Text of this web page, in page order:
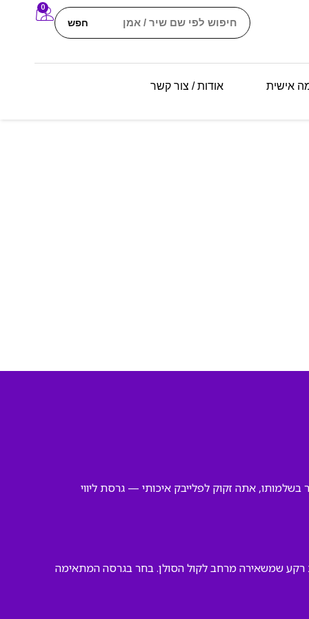
חפש
0
אישית אודות / צור קשר
אתה זקוק לפלייבק איכותי — גרסת ליווי
רקע שמשאירה מרחב לקול הסולן. בחר בגרסה המתאימה